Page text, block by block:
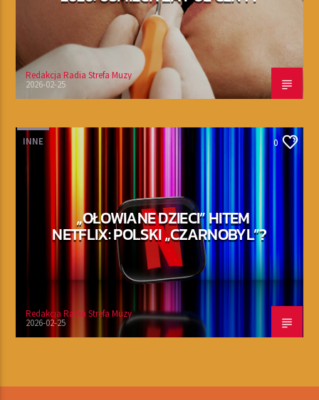
Redakcja Radia Strefa Muzy
2026-02-25
INNE 0
„OŁOWIANE DZIECI” HITEM
NETFLIX: POLSKI „CZARNOBYL”?
Redakcja Radia Strefa Muzy
2026-02-25